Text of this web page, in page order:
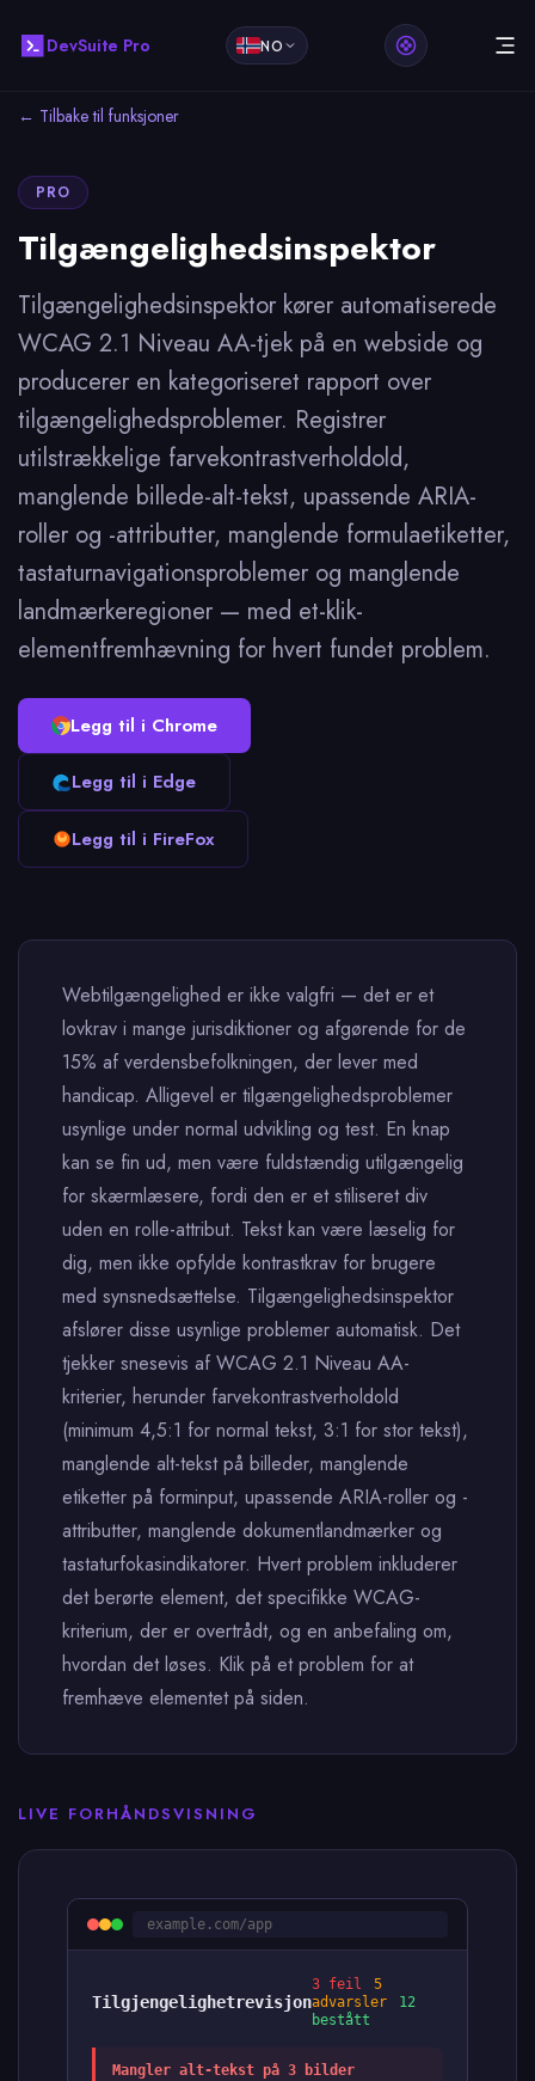
DevSuite Pro NO
← Tilbake til funksjoner
PRO
Tilgængelighedsinspektor
Tilgængelighedsinspektor kører automatiserede
WCAG 2.1 Niveau AA-tjek på en webside og
producerer en kategoriseret rapport over
tilgængelighedsproblemer. Registrer
utilstrækkelige farvekontrastverholdold,
manglende billede-alt-tekst, upassende ARIA-
roller og -attributter, manglende formulaetiketter,
tastaturnavigationsproblemer og manglende
landmærkeregioner — med et-klik-
elementfremhævning for hvert fundet problem.
Legg til i Chrome
Legg til i Edge
Legg til i FireFox
Webtilgængelighed er ikke valgfri — det er et
lovkrav i mange jurisdiktioner og afgørende for de
15% af verdensbefolkningen, der lever med
handicap. Alligevel er tilgængelighedsproblemer
usynlige under normal udvikling og test. En knap
kan se fin ud, men være fuldstændig utilgængelig
for skærmlæsere, fordi den er et stiliseret div
uden en rolle-attribut. Tekst kan være læselig for
dig, men ikke opfylde kontrastkrav for brugere
med synsnedsættelse. Tilgængelighedsinspektor
afslører disse usynlige problemer automatisk. Det
tjekker snesevis af WCAG 2.1 Niveau AA-
kriterier, herunder farvekontrastverholdold
(minimum 4,5:1 for normal tekst, 3:1 for stor tekst),
manglende alt-tekst på billeder, manglende
etiketter på forminput, upassende ARIA-roller og -
attributter, manglende dokumentlandmærker og
tastaturfokasindikatorer. Hvert problem inkluderer
det berørte element, det specifikke WCAG-
kriterium, der er overtrådt, og en anbefaling om,
hvordan det løses. Klik på et problem for at
fremhæve elementet på siden.
LIVE FORHÅNDSVISNING
example.com/app
Tilgjengelighetrevisjon
3 feil
5
advarsler
12
bestått
Mangler alt-tekst på 3 bilder